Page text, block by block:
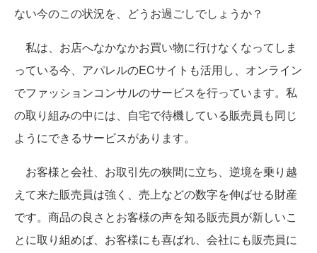
ない今のこの状況を、どうお過ごしでしょうか？
私は、お店へなかなかお買い物に行けなくなってしま
っている今、アパレルのECサイトも活用し、オンライン
でファッションコンサルのサービスを行っています。私
の取り組みの中には、自宅で待機している販売員も同じ
ようにできるサービスがあります。
お客様と会社、お取引先の狭間に立ち、逆境を乗り越
えて来た販売員は強く、売上などの数字を伸ばせる財産
です。商品の良さとお客様の声を知る販売員が新しいこ
とに取り組めば、お客様にも喜ばれ、会社にも販売員に